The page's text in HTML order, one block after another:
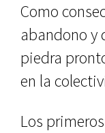
Co­mo
abandono y
piedra
en la
Los